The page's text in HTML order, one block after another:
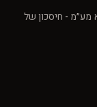
מע״מ - חיסכון של